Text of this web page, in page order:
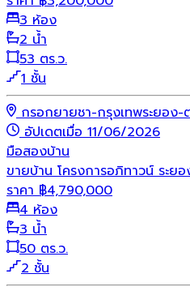
3 ห้อง
2 น้ำ
53 ตร.ว.
1 ชั้น
กรอกยายชา-กรุงเทพระยอง-
อัปเดตเมื่อ 11/06/2026
มือสองบ้าน
ขายบ้าน โครงการอภิทาวน์ ระยอ
ราคา ฿4,790,000
4 ห้อง
3 น้ำ
50 ตร.ว.
2 ชั้น